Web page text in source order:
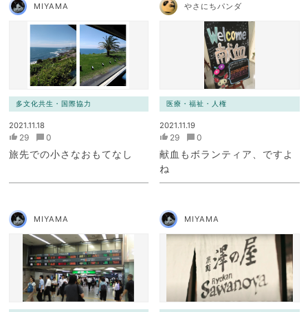
MIYAMA
多文化共生・国際協力
2021.11.18
29 0
旅先での小さなおもてなし
やさにちパンダ
医療・福祉・人権
2021.11.19
29 0
献血もボランティア、ですよ
ね
MIYAMA MIYAMA